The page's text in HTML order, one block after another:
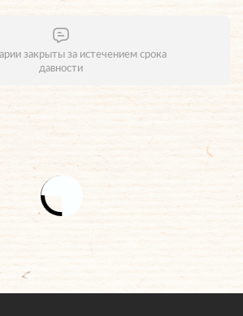
закрыты за истечением срока
давности